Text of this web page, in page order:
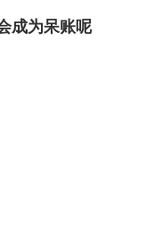
成为呆账呢